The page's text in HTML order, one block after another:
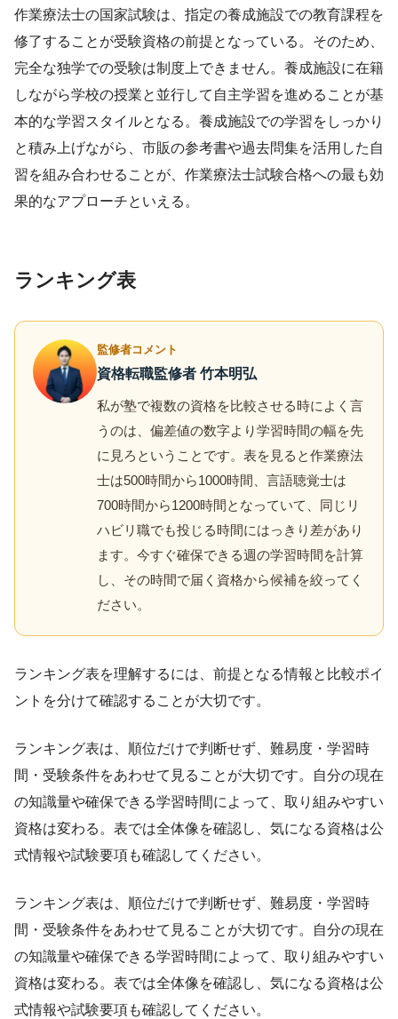
作業療法士の国家試験は、指定の養成施設での教育課程を
修了することが受験資格の前提となっている。そのため、
完全な独学での受験は制度上できません。養成施設に在籍
しながら学校の授業と並行して自主学習を進めることが基
本的な学習スタイルとなる。養成施設での学習をしっかり
と積み上げながら、市販の参考書や過去問集を活用した自
習を組み合わせることが、作業療法士試験合格への最も効
果的なアプローチといえる。
ランキング表
監修者コメント
資格転職監修者 竹本明弘
私が塾で複数の資格を比較させる時によく言
うのは、偏差値の数字より学習時間の幅を先
に見ろということです。表を見ると作業療法
士は500時間から1000時間、言語聴覚士は
700時間から1200時間となっていて、同じリ
ハビリ職でも投じる時間にはっきり差があり
ます。今すぐ確保できる週の学習時間を計算
し、その時間で届く資格から候補を絞ってく
ださい。
ランキング表を理解するには、前提となる情報と比較ポイ
ントを分けて確認することが大切です。
ランキング表は、順位だけで判断せず、難易度・学習時
間・受験条件をあわせて見ることが大切です。自分の現在
の知識量や確保できる学習時間によって、取り組みやすい
資格は変わる。表では全体像を確認し、気になる資格は公
式情報や試験要項も確認してください。
ランキング表は、順位だけで判断せず、難易度・学習時
間・受験条件をあわせて見ることが大切です。自分の現在
の知識量や確保できる学習時間によって、取り組みやすい
資格は変わる。表では全体像を確認し、気になる資格は公
式情報や試験要項も確認してください。